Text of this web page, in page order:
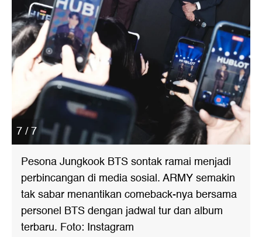
7 / 7
Pesona Jungkook BTS sontak ramai menjadi
perbincangan di media sosial. ARMY semakin
tak sabar menantikan comeback-nya bersama
personel BTS dengan jadwal tur dan album
terbaru. Foto: Instagram